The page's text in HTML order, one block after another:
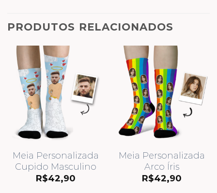
PRODUTOS RELACIONADOS
Meia Personalizada
Cupido Masculino
R$42,90
Meia Personalizada
Arco Íris
R$42,90